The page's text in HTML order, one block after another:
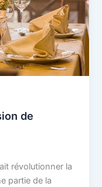
de
révolutionner la
partie de la